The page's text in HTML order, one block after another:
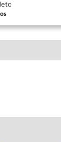
COMPRAR